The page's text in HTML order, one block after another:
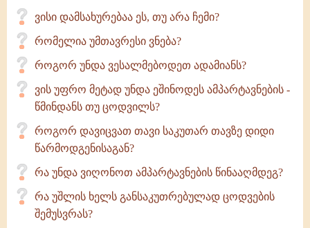
ვისი დამსახურებაა ეს, თუ არა ჩემი?
რომელია უმთავრესი ვნება?
როგორ უნდა ვესალმებოდეთ ადამიანს?
ვის უფრო მეტად უნდა ეშინოდეს ამპარტავნების -
წმინდანს თუ ცოდვილს?
როგორ დავიცვათ თავი საკუთარ თავზე დიდი
წარმოდგენისაგან?
რა უნდა ვიღონოთ ამპარტავნების წინააღმდეგ?
რა უშლის ხელს განსაკუთრებულად ცოდვების
შემუსვრას?